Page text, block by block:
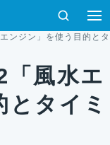
検索
ンジン」を使う目的と
風水エ
とタイミ